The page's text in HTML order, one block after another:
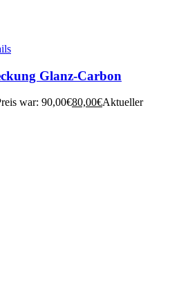
Glanz-Carbon
war: 90,00€80,00€Aktueller